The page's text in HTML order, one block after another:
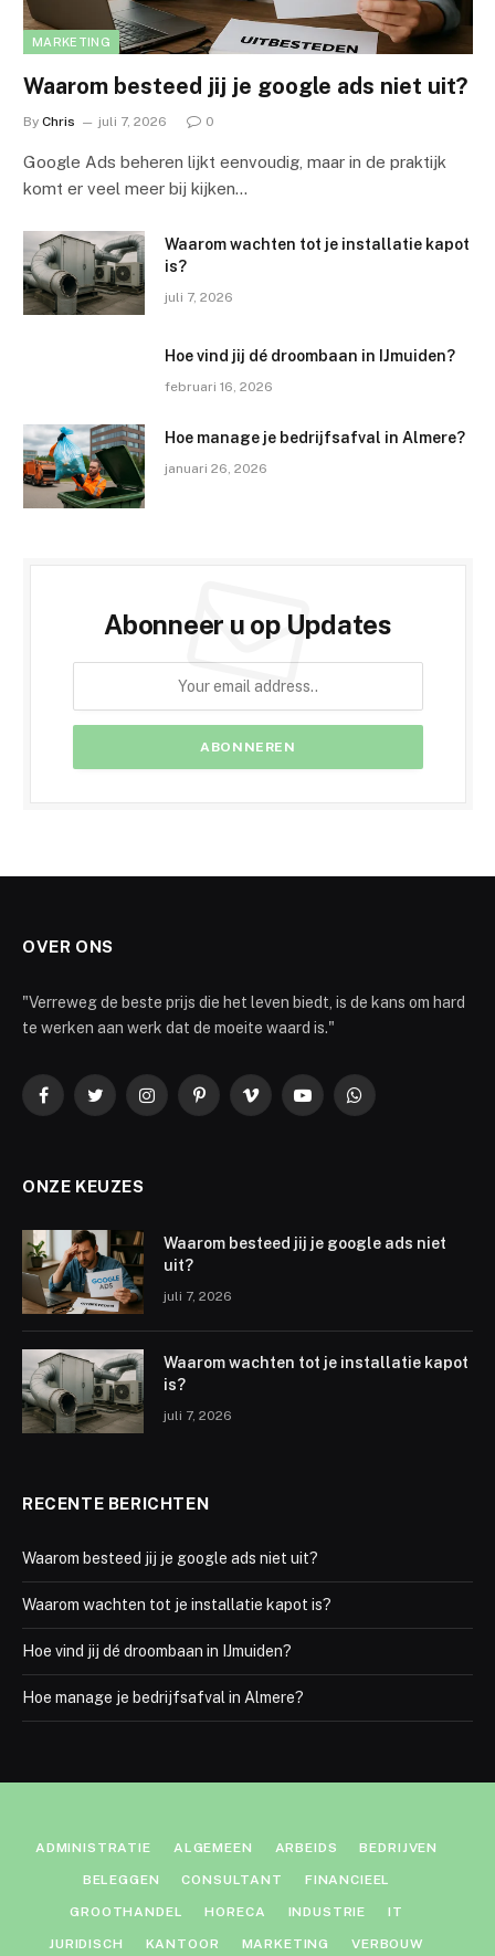
MARKETING
Waarom besteed jij je google ads niet uit?
By Chris juli 7, 2026 0
Google Ads beheren lijkt eenvoudig, maar in de praktijk
komt er veel meer bij kijken…
Waarom wachten tot je installatie kapot
is?
juli 7, 2026
Hoe vind jij dé droombaan in IJmuiden?
februari 16, 2026
Hoe manage je bedrijfsafval in Almere?
januari 26, 2026
Abonneer u op Updates
OVER ONS
"Verreweg de beste prijs die het leven biedt, is de kans om hard
te werken aan werk dat de moeite waard is."
FacebookTwitterInstagramPinterestVimeo YouTubeWhatsApp
ONZE KEUZES
Waarom besteed jij je google ads niet
uit?
juli 7, 2026
Waarom wachten tot je installatie kapot
is?
juli 7, 2026
RECENTE BERICHTEN
Waarom besteed jij je google ads niet uit?
Waarom wachten tot je installatie kapot is?
Hoe vind jij dé droombaan in IJmuiden?
Hoe manage je bedrijfsafval in Almere?
ADMINISTRATIE ALGEMEEN ARBEIDS BEDRIJVEN
BELEGGEN CONSULTANT FINANCIEEL
GROOTHANDEL HORECA INDUSTRIE IT
JURIDISCH KANTOOR MARKETING VERBOUW